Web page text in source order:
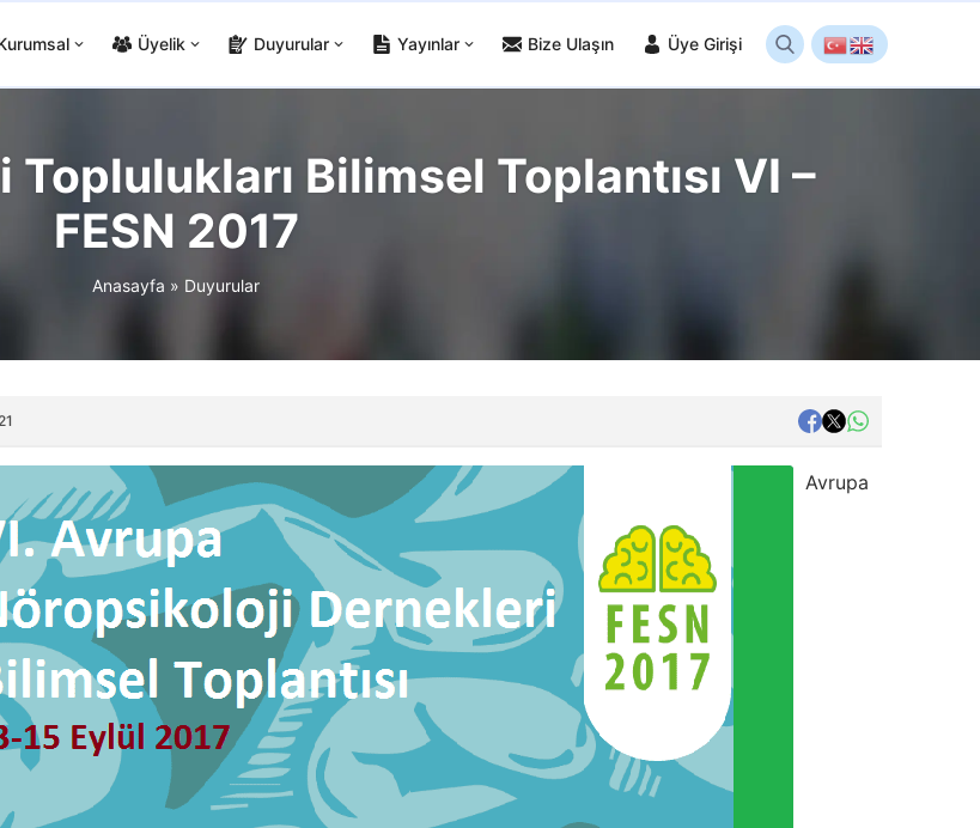
Üyelik Duyurular Yayınlar Bize Ulaşın Üye Girişi
Bilimsel Toplantısı VI –
FESN 2017
Anasayfa » Duyurular
Avrupa